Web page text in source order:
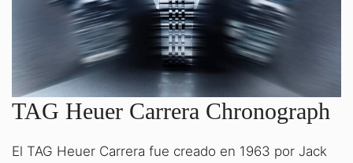
TAG Heuer Carrera Chronograph
El TAG Heuer Carrera fue creado en 1963 por Jack